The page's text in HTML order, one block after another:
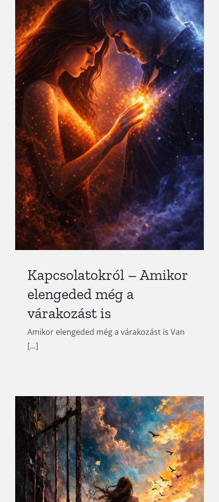
Kapcsolatokról – Amikor
elengeded még a
várakozást is
Amikor elengeded még a várakozást is Van
[...]
Április – A mélyből születő
irány